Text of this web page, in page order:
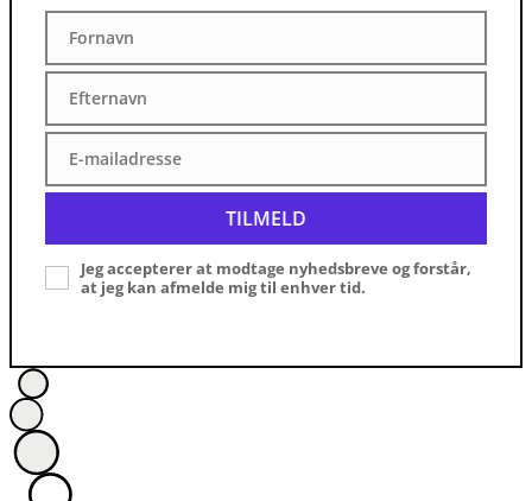
Fornavn
Fornavn
Efternavn
Efternavn
mailadresse
E-mailadresse
TILMELD
Jeg accepterer at modtage nyhedsbreve og forstår,
at jeg kan afmelde mig til enhver tid.